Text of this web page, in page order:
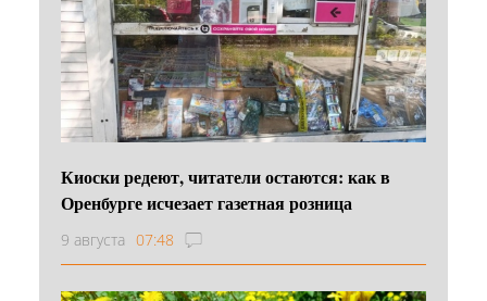
Киоски редеют, читатели остаются: как в
Оренбурге исчезает газетная розница
9 августа 07:48